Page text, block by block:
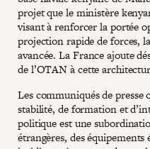
projet que le ministère
visant à renforcer la portée
projection rapide de forces,
avancée. La France ajoute
de l’OTAN à cette
Les communiqués de
stabilité, de formation et
politique est une
étrangères, des équipements